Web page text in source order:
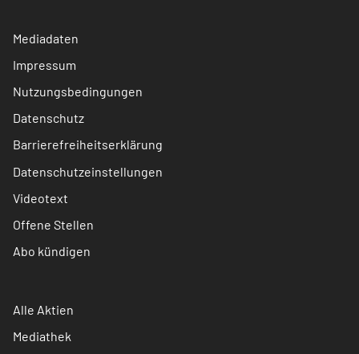
Mediadaten
Impressum
Nutzungsbedingungen
Datenschutz
Barrierefreiheitserklärung
Datenschutzeinstellungen
Videotext
Offene Stellen
Abo kündigen
Alle Aktien
Mediathek